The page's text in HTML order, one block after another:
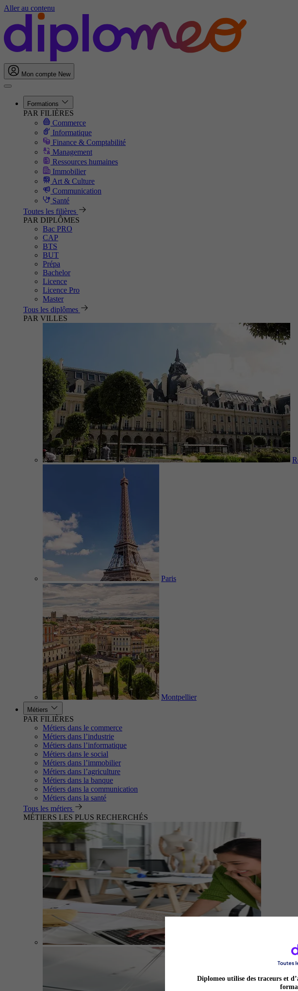
Aller au contenu
Mon compte New
Formations
PAR FILIÈRES
Commerce
Informatique
Finance & Comptabilité
Management
Ressources humaines
Immobilier
Art & Culture
Communication
Santé
Toutes les filières
PAR DIPLÔMES
Bac PRO
CAP
BTS
BUT
Prépa
Bachelor
Licence
Licence Pro
Master
Tous les diplômes
PAR VILLES
Paris
Montpellier
Métiers
PAR FILIÈRES
Métiers dans le commerce
Métiers dans l’industrie
Métiers dans l’informatique
Métiers dans le social
Métiers dans l’immobilier
Métiers dans l’agriculture
Métiers dans la banque
Métiers dans la communication
Métiers dans la santé
Tous les métiers
MÉTIERS LES PLUS RECHERCHÉS
Diplomeo utilise des traceurs et